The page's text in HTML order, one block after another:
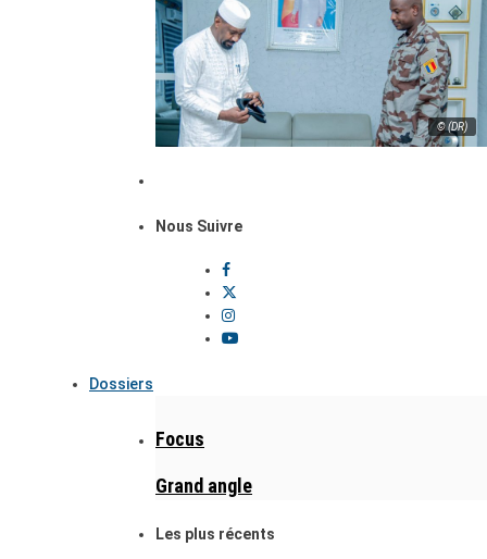
© (DR)
Nous Suivre
Dossiers
Focus
Grand angle
Les plus récents